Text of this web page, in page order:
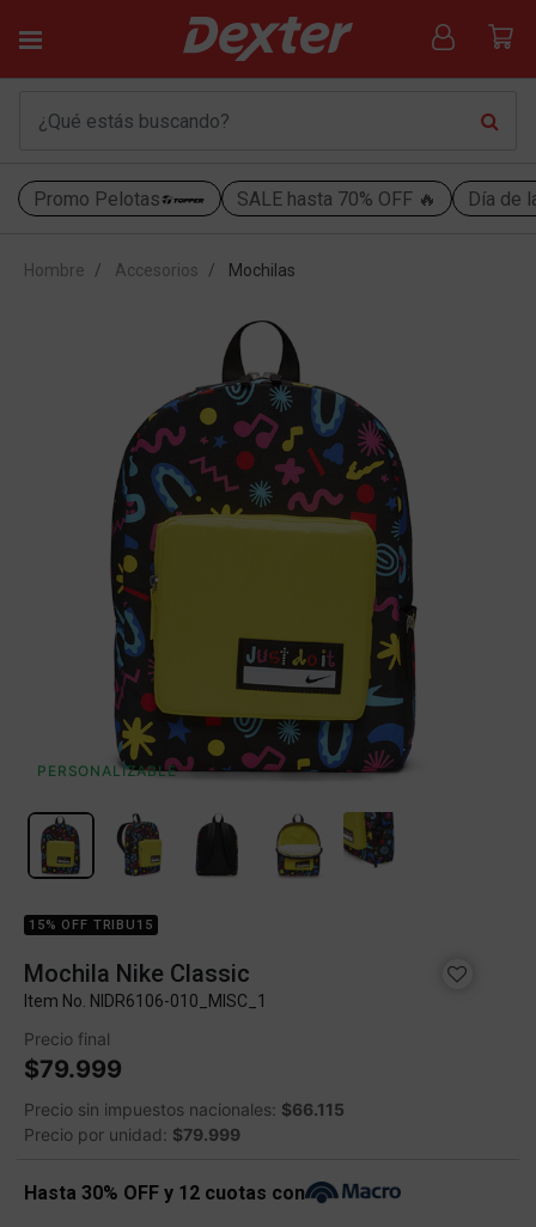
Promo Pelotas SALE hasta 70% OFF 🔥 Día de
Hombre Accesorios Mochilas
PERSONALIZABLE
15% OFF TRIBU15
Mochila Nike Classic
Item No. NIDR6106-010_MISC_1
Precio final
$79.999
Precio sin impuestos nacionales: $66.115
Precio por unidad: $79.999
Hasta 30% OFF y 12 cuotas con